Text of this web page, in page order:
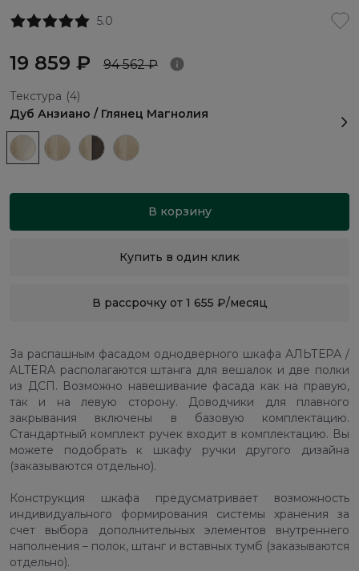
5.0
19 859 ₽ 94 562 ₽
Текстура (4)
Дуб Анзиано / Глянец Магнолия
В корзину
Купить в один клик
В рассрочку от 1 655 ₽/месяц
За распашным фасадом однодверного шкафа АЛЬТЕРА /
ALTERA располагаются штанга для вешалок и две полки
из ДСП. Возможно навешивание фасада как на правую,
так и на левую сторону. Доводчики для плавного
закрывания включены в базовую комплектацию.
Стандартный комплект ручек входит в комплектацию. Вы
можете подобрать к шкафу ручки другого дизайна
(заказываются отдельно).
Конструкция шкафа предусматривает возможность
индивидуального формирования системы хранения за
счет выбора дополнительных элементов внутреннего
наполнения – полок, штанг и вставных тумб (заказываются
отдельно).